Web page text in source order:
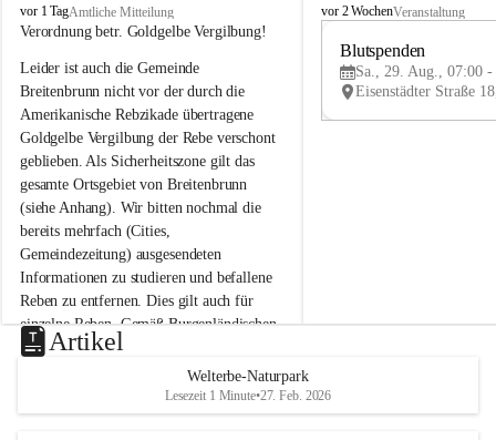
B
r
i
t
e
n
b
r
u
n
n
a
m
N
e
u
s
d
vor 1 TagAmtliche Mitteilung
Verordnung betr. Goldgelbe Vergilbung!
Leider ist auch die Gemeinde
Breitenbrunn nicht vor der durch die
Amerikanische Rebzikade übertragene
Goldgelbe Vergilbung der Rebe verschont
geblieben. Als Sicherheitszone gilt das
gesamte Ortsgebiet von Breitenbrunn
(siehe Anhang). Wir bitten nochmal die
bereits mehrfach (Cities,
Gemeindezeitung) ausgesendeten
Informationen zu studieren und befallene
Reben zu entfernen. Dies gilt auch für
einzelne Reben. Gemäß Burgenländischen
Weinbaugesetz sind nicht gepflegte oder
unzulässige Weingärten zu roden! Bitte
helfen wir zusammen um unsere Winzer
vor den prognostizierten Ernteausfällen
B
e
u
e
d
vor 2 WochenVeranstaltung
Blutspenden
Sa., 29. Aug., 07:00 -
Artikel
Welterbe-Naturpark
Lesezeit 1 Minute•27. Feb. 2026